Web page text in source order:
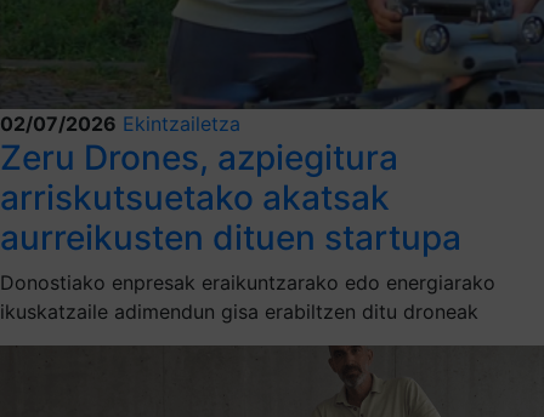
02/07/2026 Ekintzailetza
Zeru Drones, azpiegitura
arriskutsuetako akatsak
aurreikusten dituen startupa
Donostiako enpresak eraikuntzarako edo energiarako
ikuskatzaile adimendun gisa erabiltzen ditu droneak